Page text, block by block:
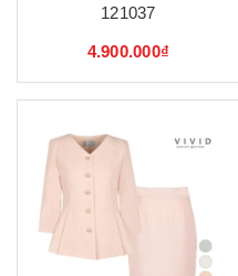
121037
4.900.000₫